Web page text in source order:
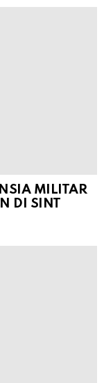
MILITAR
DI SINT